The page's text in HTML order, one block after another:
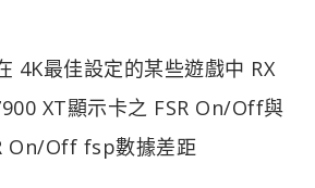
4K最佳設定的某些遊戲中 RX
XT顯示卡之 FSR On/Off與
On/Off fsp數據差距